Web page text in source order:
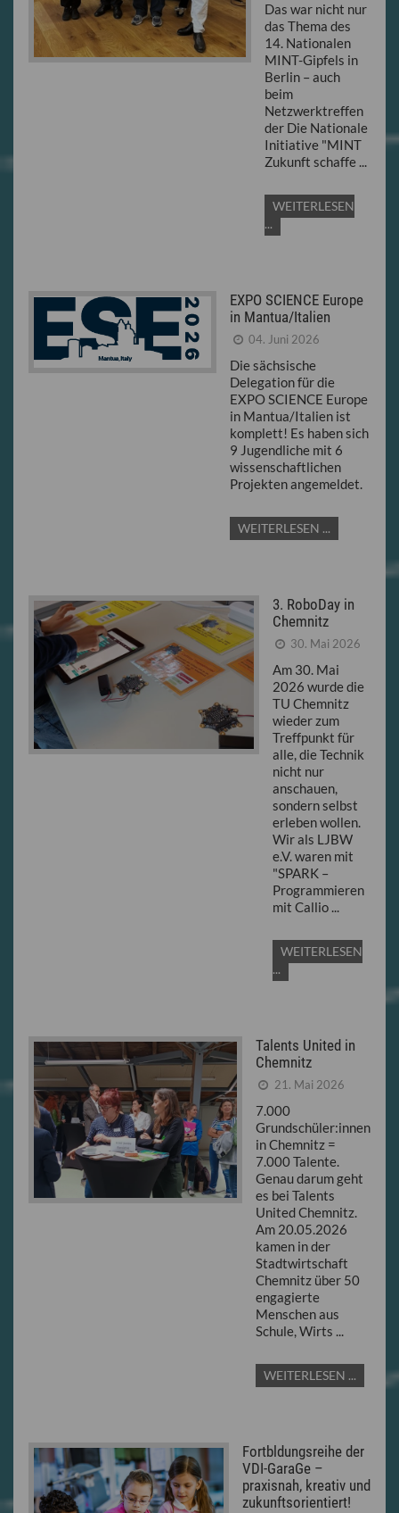
Das war nicht nur
das Thema des
14. Nationalen
MINT-Gipfels in
Berlin – auch
beim
Netzwerktreffen
der Die Nationale
Initiative "MINT
Zukunft schaffe ...
WEITERLESEN
...
EXPO SCIENCE Europe
in Mantua/Italien
04. Juni 2026
Die sächsische
Delegation für die
EXPO SCIENCE Europe
in Mantua/Italien ist
komplett! Es haben sich
9 Jugendliche mit 6
wissenschaftlichen
Projekten angemeldet.
WEITERLESEN ...
3. RoboDay in
Chemnitz
30. Mai 2026
Am 30. Mai
2026 wurde die
TU Chemnitz
wieder zum
Treffpunkt für
alle, die Technik
nicht nur
anschauen,
sondern selbst
erleben wollen.
Wir als LJBW
e.V. waren mit
"SPARK –
Programmieren
mit Callio ...
WEITERLESEN
...
Talents United in
Chemnitz
21. Mai 2026
7.000
Grundschüler:innen
in Chemnitz =
7.000 Talente.
Genau darum geht
es bei Talents
United Chemnitz.
Am 20.05.2026
kamen in der
Stadtwirtschaft
Chemnitz über 50
engagierte
Menschen aus
Schule, Wirts ...
WEITERLESEN ...
Fortbldungsreihe der
VDI-GaraGe –
praxisnah, kreativ und
zukunftsorientiert!